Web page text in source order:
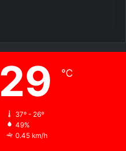
29 ℃
37º - 26º
49%
0.45 km/h